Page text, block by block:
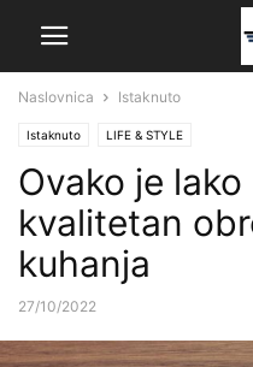
Naslovnica Istaknuto
Istaknuto LIFE & STYLE
Ovako je
kvalitetan
kuhanja
27/10/2022